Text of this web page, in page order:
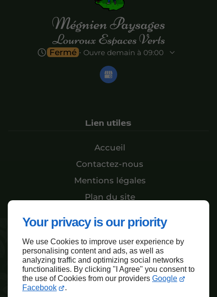
Your privacy is our priority
We use Cookies to improve user experience by
personalising content and ads, as well as
analyzing traffic and optimizing social networks
functionalities. By clicking "I Agree" you consent to
the use of Cookies from our providers Google
Facebook
.
Fermé ⋅ Ouvre demain à 09:00
Lien utiles
Accueil
Contactez-nous
Mentions légales
Plan du site
Haut de page